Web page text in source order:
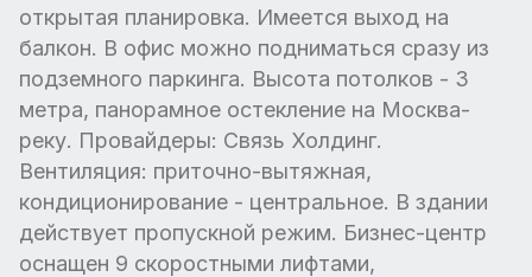
открытая планировка. Имеется выход на
балкон. В офис можно подниматься сразу из
подземного паркинга. Высота потолков - 3
метра, панорамное остекление на Москва-
реку. Провайдеры: Связь Холдинг.
Вентиляция: приточно-вытяжная,
кондиционирование - центральное. В здании
действует пропускной режим. Бизнес-центр
оснащен 9 скоростными лифтами,